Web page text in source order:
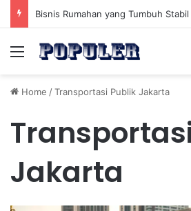
Menu
Home /Transportasi Publik Jakarta
Jakarta